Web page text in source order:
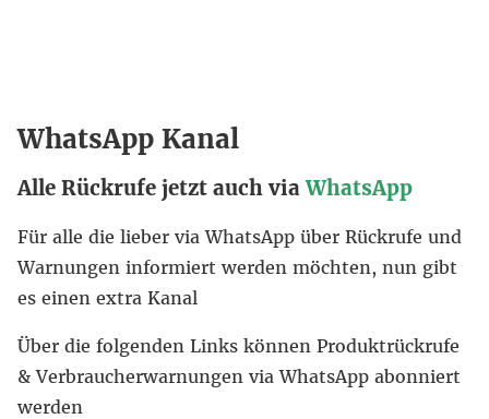
WhatsApp Kanal
Alle Rückrufe jetzt auch viaWhatsApp
Für alle die lieber via WhatsApp über Rückrufe und
Warnungen informiert werden möchten, nun gibt
es einen extra Kanal
Über die folgenden Links können Produktrückrufe
& Verbraucherwarnungen via WhatsApp abonniert
werden